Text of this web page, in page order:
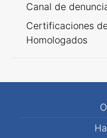
Canal de
Certificaciones
Homologados